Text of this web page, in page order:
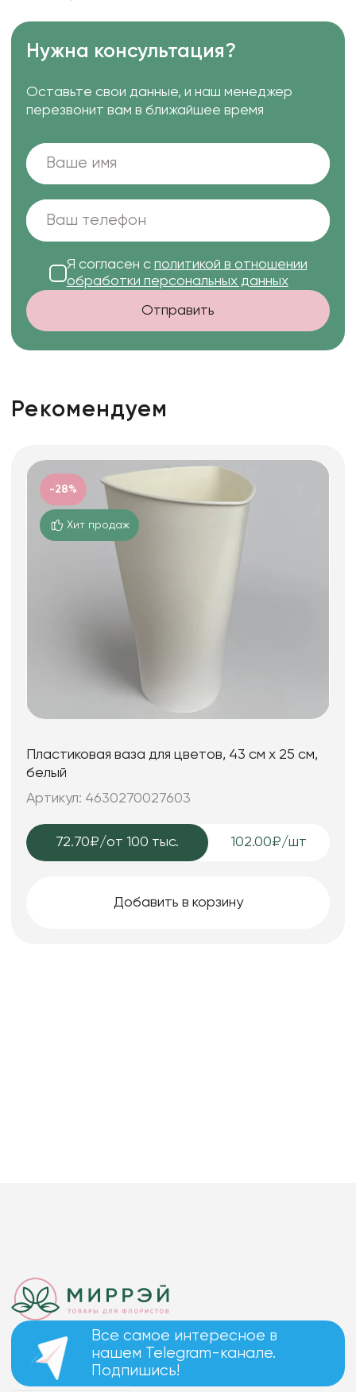
Нужна консультация?
Оставьте свои данные, и наш менеджер
перезвонит вам в ближайшее время
Я согласен с политикой в отношении
обработки персональных данных
Отправить
Рекомендуем
-28%
Хит продаж
Пластиковая ваза для цветов, 43 см х 25 см,
белый
Артикул: 4630270027603
72.70₽/от 100 тыс. 102.00₽/шт
Добавить в корзину
Все самое интересное в
нашем Telegram-канале.
Подпишись!